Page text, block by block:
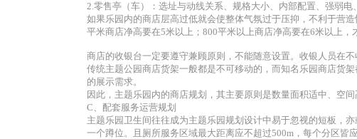
2.零售亭（车）：选址与动线关系、规格大小、内部配置、强弱电
如果乐园内的商店层高过低就会使整体气氛过于压抑，不利于营
平米商店净高要在5米以上；800平米以上商店净高要在6米以上，
商店的收银台一定要遵守兼顾原则，不能随意设置。收银人员在
传统主题公园商店货架一般都是不可移动的，而知名乐园商店货
的展示需求。
因此，主题乐园内的商店规划，其主要原则是数量面积适中、空
C、配套服务运营规划
主题乐园卫生间往往成为主题乐园规划设计中易于忽视的短板，
一个蹲位。且厕所服务区域最大距离应不超过500m，每个分区皆